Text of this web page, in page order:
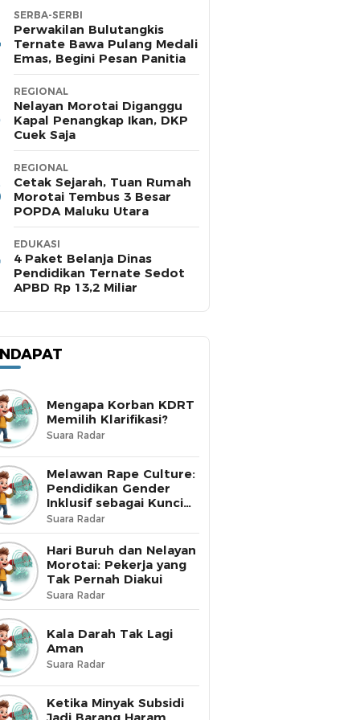
SERBA-SERBI
Perwakilan Bulutangkis
Ternate Bawa Pulang Medali
Emas, Begini Pesan Panitia
REGIONAL
Nelayan Morotai Diganggu
Kapal Penangkap Ikan, DKP
Cuek Saja
REGIONAL
Cetak Sejarah, Tuan Rumah
Morotai Tembus 3 Besar
POPDA Maluku Utara
EDUKASI
4 Paket Belanja Dinas
Pendidikan Ternate Sedot
APBD Rp 13,2 Miliar
Mengapa Korban KDRT
Memilih Klarifikasi?
Suara Radar
Melawan Rape Culture:
Pendidikan Gender
Inklusif sebagai Kunci
Perubahan
Suara Radar
Hari Buruh dan Nelayan
Morotai: Pekerja yang
Tak Pernah Diakui
Suara Radar
Kala Darah Tak Lagi
Aman
Suara Radar
Ketika Minyak Subsidi